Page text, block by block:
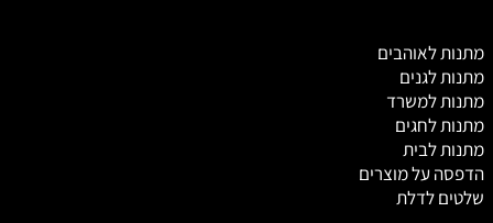
מתנות לאוהבים
מתנות לגנים
מתנות למשרד
מתנות לחגים
מתנות לבית
הדפסה על מוצרים
שלטים לדלת